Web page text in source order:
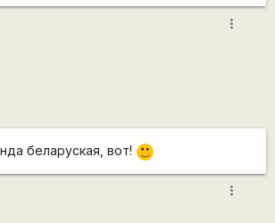
more_vert
беларуская, вот! :)
more_vert